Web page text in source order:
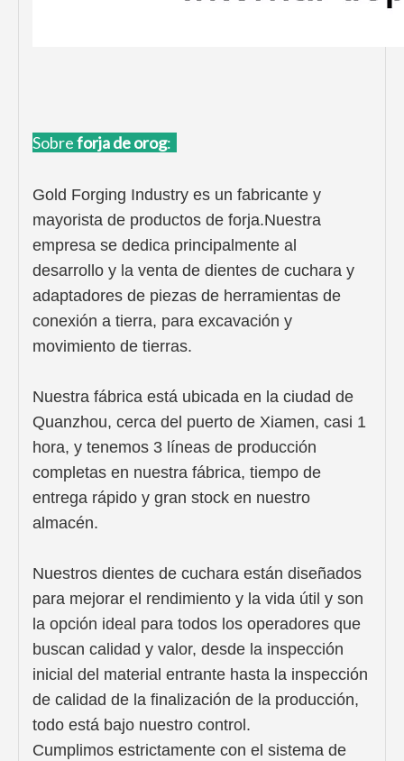
Sobreforja de orog:
Gold Forging Industry es un fabricante y
mayorista de productos de forja.Nuestra
empresa se dedica principalmente al
desarrollo y la venta de dientes de cuchara y
adaptadores de piezas de herramientas de
conexión a tierra, para excavación y
movimiento de tierras.
Nuestra fábrica está ubicada en la ciudad de
Quanzhou, cerca del puerto de Xiamen, casi 1
hora, y tenemos 3 líneas de producción
completas en nuestra fábrica, tiempo de
entrega rápido y gran stock en nuestro
almacén.
Nuestros dientes de cuchara están diseñados
para mejorar el rendimiento y la vida útil y son
la opción ideal para todos los operadores que
buscan calidad y valor, desde la inspección
inicial del material entrante hasta la inspección
de calidad de la finalización de la producción,
todo está bajo nuestro control.
Cumplimos estrictamente con el sistema de